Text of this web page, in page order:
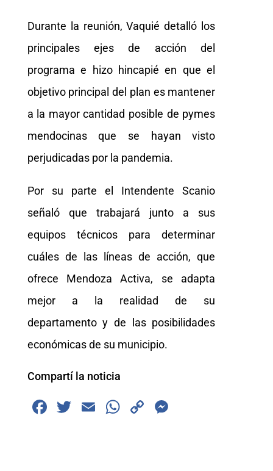
Durante la reunión, Vaquié detalló los
principales ejes de acción del
programa e hizo hincapié en que el
objetivo principal del plan es mantener
a la mayor cantidad posible de pymes
mendocinas que se hayan visto
perjudicadas por la pandemia.
Por su parte el Intendente Scanio
señaló que trabajará junto a sus
equipos técnicos para determinar
cuáles de las líneas de acción, que
ofrece Mendoza Activa, se adapta
mejor a la realidad de su
departamento y de las posibilidades
económicas de su municipio.
Compartí la noticia
F
T
E
W
C